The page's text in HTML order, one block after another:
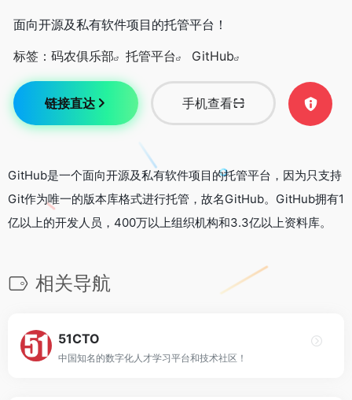
面向开源及私有软件项目的托管平台！
标签： 码农俱乐部 托管平台 GitHub
链接直达 手机查看
GitHub是一个面向开源及私有软件项目的托管平台，因为只支持
Git作为唯一的版本库格式进行托管，故名GitHub。GitHub拥有1
亿以上的开发人员，400万以上组织机构和3.3亿以上资料库。
相关导航
51CTO
中国知名的数字化人才学习平台和技术社区！